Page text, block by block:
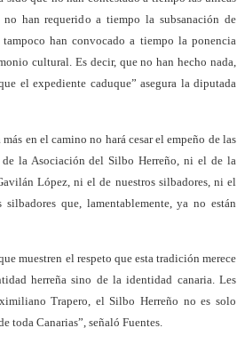
no han requerido a tiempo la subsanación de
tampoco han convocado a tiempo la ponencia
cultural. Es decir, que no han hecho nada,
el expediente caduque” asegura la diputada
en el camino no hará cesar el empeño de las
la Asociación del Silbo Herreño, ni el de la
López, ni el de nuestros silbadores, ni el
que, lamentablemente, ya no están
muestren el respeto que esta tradición merece
herreña sino de la identidad canaria. Les
Trapero, el Silbo Herreño no es solo
toda Canarias”, señaló Fuentes.